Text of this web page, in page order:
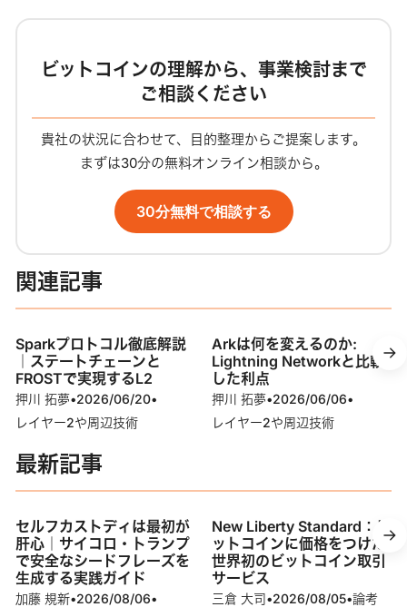
ビットコインの理解から、事業検討まで
ご相談ください
貴社の状況に合わせて、目的整理からご提案します。
まずは30分の無料オンライン相談から。
30分無料で相談する
関連記事
Sparkプロトコル徹底解説
｜ステートチェーンと
FROSTで実現するL2
押川 拓夢•2026/06/20•
レイヤー2や周辺技術
Arkは何を変えるのか:
Lightning Networkと比較
した利点
押川 拓夢•2026/06/06•
レイヤー2や周辺技術
最新記事
セルフカストディは最初が
肝心｜サイコロ・トランプ
で安全なシードフレーズを
生成する実践ガイド
加藤 規新•2026/08/06•
New Liberty Standard：ビ
ットコインに価格をつけた
世界初のビットコイン取引
サービス
三倉 大司•2026/08/05•論考